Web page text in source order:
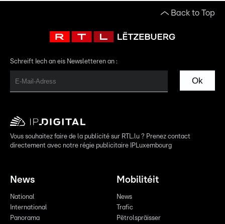
Back to Top
Schreift Iech an eis Newsletteren an :
Ok
Vous souhaitez faire de la publicité sur RTL.lu ? Prenez contact
directement avec notre régie publicitaire IPLuxembourg
News
National
International
Panorama
Mobilitéit
News
Trafic
Pëtrolspräisser